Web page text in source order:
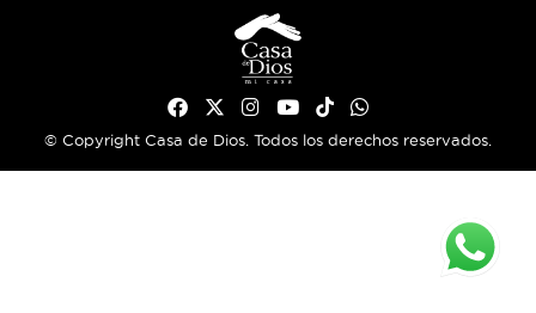
© Copyright Casa de Dios. Todos los derechos reservados.